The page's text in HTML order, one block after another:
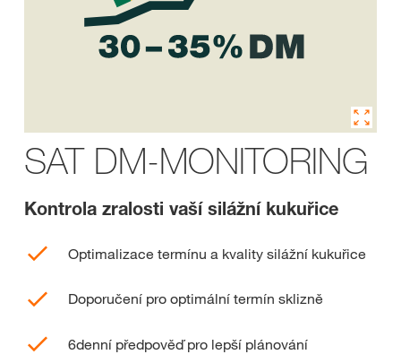
SAT DM-MONITORING
Kontrola zralosti vaší silážní kukuřice
Optimalizace termínu a kvality silážní kukuřice
Doporučení pro optimální termín sklizně
6denní předpověď pro lepší plánování